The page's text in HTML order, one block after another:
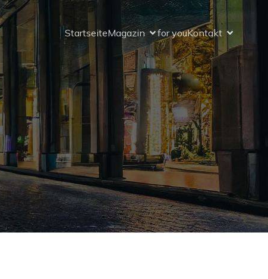
StartseiteMagazin for youKontakt